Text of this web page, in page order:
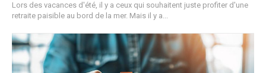
Lors des vacances d'été, il y a ceux qui souhaitent juste profiter d'une
retraite paisible au bord de la mer. Mais il y a...